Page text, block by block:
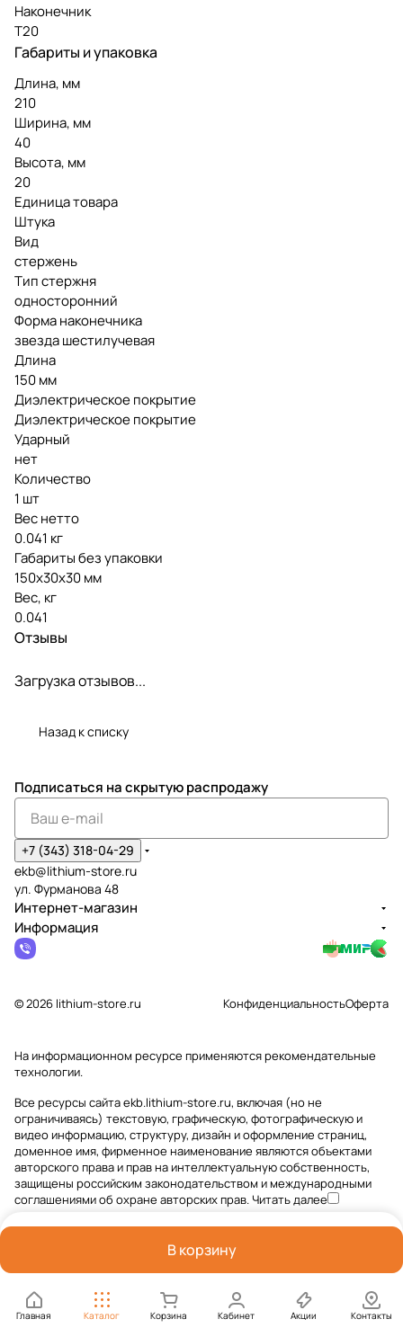
Наконечник
T20
Габариты и упаковка
Длина, мм
210
Ширина, мм
40
Высота, мм
20
Единица товара
Штука
Вид
стержень
Тип стержня
односторонний
Форма наконечника
звезда шестилучевая
Длина
150 мм
Диэлектрическое покрытие
Диэлектрическое покрытие
Ударный
нет
Количество
1 шт
Вес нетто
0.041 кг
Габариты без упаковки
150х30х30 мм
Вес, кг
0.041
Отзывы
Загрузка отзывов...
Назад к списку
В корзину
Главная Каталог Корзина Кабинет Акции Контакты
Подписаться на скрытую распродажу
+7 (343) 318-04-29
ekb@lithium-store.ru
ул. Фурманова 48
Интернет-магазин
Информация
© 2026 lithium-store.ru КонфиденциальностьОферта
На информационном ресурсе применяютсярекомендательные
технологии.
Все ресурсы сайта ekb.lithium-store.ru, включая (но не
ограничиваясь) текстовую, графическую, фотографическую и
видео информацию, структуру, дизайн и оформление страниц,
доменное имя, фирменное наименование являются объектами
авторского права и прав на интеллектуальную собственность,
защищены российским законодательством и международными
соглашениями об охране авторских прав.Читать далее